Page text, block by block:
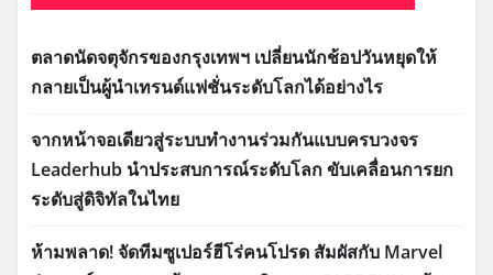
ตลาดนัดจตุจักรของกรุงเทพฯ เปลี่ยนนักช้อปวันหยุดให้
กลายเป็นผู้นำเทรนด์แฟชั่นระดับโลกได้อย่างไร
จากหน้าจอเดียวสู่ระบบทำงานร่วมกันแบบครบวงจร
Leaderhub นำประสบการณ์ระดับโลก ขับเคลื่อนการยก
ระดับสู่ดิจิทัลในไทย
ห้ามพลาด! จัดทีมซูเปอร์ฮีโร่คนโปรด สัมผัสกับ Marvel